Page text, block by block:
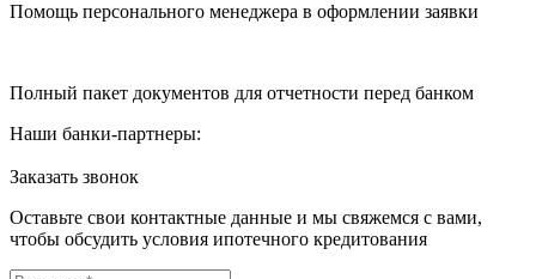
Помощь персонального менеджера в оформлении заявки
Полный пакет документов для отчетности перед банком
Наши банки-партнеры:
Заказать звонок
Оставьте свои контактные данные и мы свяжемся с вами,
чтобы обсудить условия ипотечного кредитования